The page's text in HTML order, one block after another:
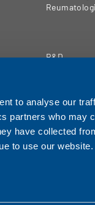
to analyse our
partners who may
have collected
to use our website.
R&D